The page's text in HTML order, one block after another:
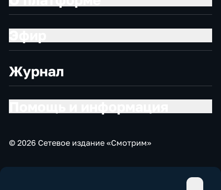
Журнал
© 2026 Сетевое издание «Смотрим»